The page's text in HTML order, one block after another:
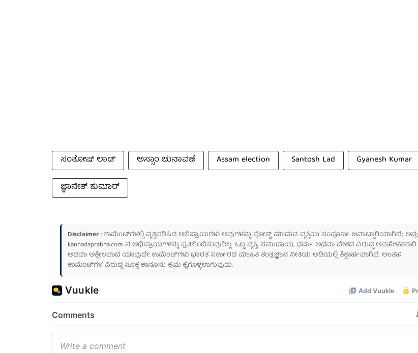
ಸಂತೋಷ್ ಲಾಡ್ ಅಸ್ಸಾಂ ಚುನಾವಣೆ Assam election Santosh Lad
Gyanesh Kumar
ಜ್ಞಾನೇಶ್ ಕುಮಾರ್
Disclaimer: ಕಾಮೆಂಟ್‌ಗಳಲ್ಲಿ ವ್ಯಕ್ತಪಡಿಸಿದ ಅಭಿಪ್ರಾಯಗಳು ಅವುಗಳನ್ನು ಪೋಸ್ಟ್ ಮಾಡುವ ವ್ಯಕ್ತಿಯ ಸಂಪೂರ್ಣ ಜವಾಬ್ದಾರಿಯಾಗಿದೆ; ಅವು
kannadaprabha.com ನ ಅಭಿಪ್ರಾಯಗಳನ್ನು ಪ್ರತಿಬಿಂಬಿಸುವುದಿಲ್ಲ. ಒಬ್ಬ ವ್ಯಕ್ತಿ, ಸಮುದಾಯ, ಧರ್ಮ ಅಥವಾ ದೇಶದ ವಿರುದ್ಧ ಅವಹೇಳನಕಾರಿ
ಅಥವಾ ಅಶ್ಲೀಲವಾದ ಯಾವುದೇ ಕಾಮೆಂಟ್‌ಗಳು ಭಾರತ ಸರ್ಕಾರದ ಮಾಹಿತಿ ತಂತ್ರಜ್ಞಾನ ನೀತಿಯ ಅಡಿಯಲ್ಲಿ ಶಿಕ್ಷಾರ್ಹವಾಗಿವೆ. ಅಂತಹ
ಕಾಮೆಂಟ್‌ಗಳ ವಿರುದ್ಧ ಸೂಕ್ತ ಕಾನೂನು ಕ್ರಮ ಕೈಗೊಳ್ಳಲಾಗುವುದು.